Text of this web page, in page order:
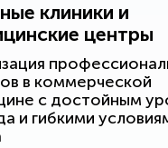
клиники и
центры
в коммерческой
с достойным
и гибкими